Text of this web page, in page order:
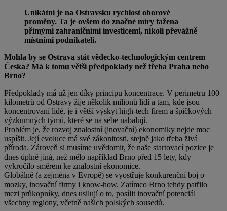
Unikátní je na Ostravsku rychlost oborové
proměny. Ta je ovšem do značné míry tažena
přímými zahraničními investicemi, nikoli převážně
místními podnikateli.
Mohla by se Ostrava stát vědecko-technologickým centrem
Česka? Má k tomu větší předpoklady než třeba Praha nebo
Brno?
Předpoklady má už jen díky principu koncentrace. V perimetru 100
kilometrů od Ostravy žije několik milionů lidí a tam, kde jsou
koncentrovaní lidé, je i větší výskyt high-tech firem a špičkových
výzkumných týmů, které se na sebe nabalují.
Problém je, že rozvoj znalostní (inovační) ekonomiky nejde moc
uspíšit. Její evoluce má své zákonitosti, stejně jako třeba živá
příroda. Zároveň si musíme uvědomit, že naše startovací pozice je
dnes úplně jiná, než mělo například Brno před 15 lety, kdy
vykročilo směrem ke znalostní ekonomice.
Globálně (a zejména v Evropě) se vyostřuje konkurenční boj o
mozky, inovační firmy i know-how. Zatímco Brno tehdy patřilo
mezi průkopníky, dnes usilují o to, posílit inovační potenciál
všechny regiony, včetně našich polských sousedů.